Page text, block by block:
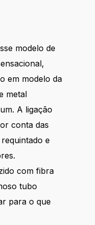
modelo de
em modelo da
metal
A ligação
conta das
e
com fibra
tubo
para o que